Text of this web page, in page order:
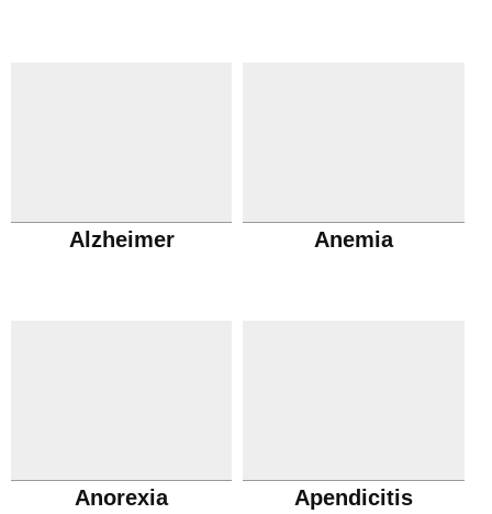
Alzheimer Anemia
Anorexia Apendicitis